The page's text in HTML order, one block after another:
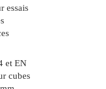
essais
et EN
cubes